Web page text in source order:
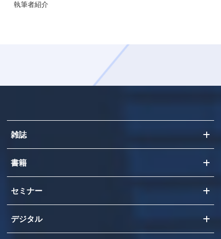
執筆者紹介
雑誌
書籍
セミナー
デジタル